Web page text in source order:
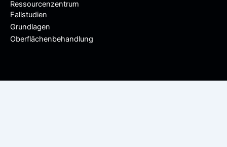
Ressourcenzentrum
Fallstudien
Grundlagen
Oberflächenbehandlung